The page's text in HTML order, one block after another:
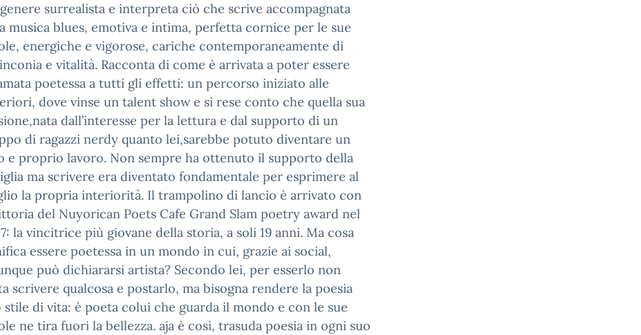
surrealista e interpreta ciò che scrive accompagnata
musica blues, emotiva e intima, perfetta cornice per le sue
energiche e vigorose, cariche contemporaneamente di
e vitalità. Racconta di come è arrivata a poter essere
poetessa a tutti gli effetti: un percorso iniziato alle
dove vinse un talent show e si rese conto che quella sua
dall’interesse per la lettura e dal supporto di un
di ragazzi nerdy quanto lei,sarebbe potuto diventare un
e proprio lavoro. Non sempre ha ottenuto il supporto della
ma scrivere era diventato fondamentale per esprimere al
la propria interiorità. Il trampolino di lancio è arrivato con
del Nuyorican Poets Cafe Grand Slam poetry award nel
la vincitrice più giovane della storia, a soli 19 anni. Ma cosa
essere poetessa in un mondo in cui, grazie ai social,
può dichiararsi artista? Secondo lei, per esserlo non
scrivere qualcosa e postarlo, ma bisogna rendere la poesia
stile di vita: è poeta colui che guarda il mondo e con le sue
ne tira fuori la bellezza. aja è così, trasuda poesia in ogni suo